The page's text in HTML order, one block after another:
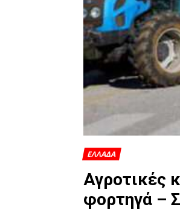
ΕΛΛΑΔΑ
Αγροτικές
φορτηγά –